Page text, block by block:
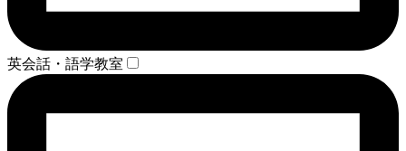
英会話・語学教室